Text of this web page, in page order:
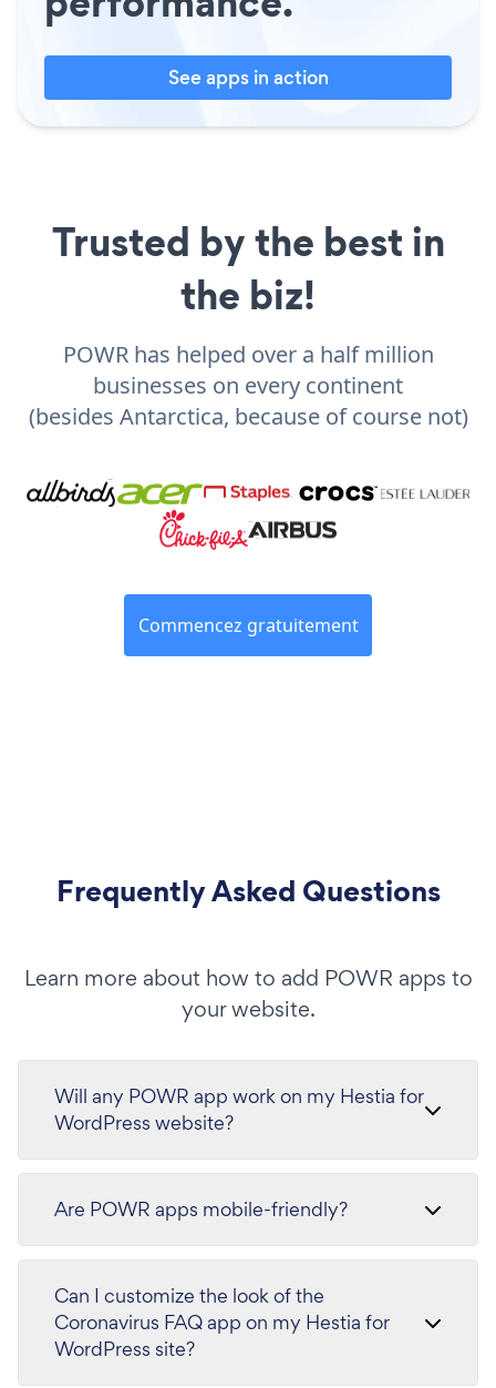
See apps in action
Trusted by the best in
the biz!
POWR has helped over a half million
businesses on every continent
(besides Antarctica, because of course not)
Commencez gratuitement
Frequently Asked Questions
Learn more about how to add POWR apps to
your website.
Will any POWR app work on my Hestia for
WordPress website?
Are POWR apps mobile-friendly?
Can I customize the look of the
Coronavirus FAQ app on my Hestia for
WordPress site?